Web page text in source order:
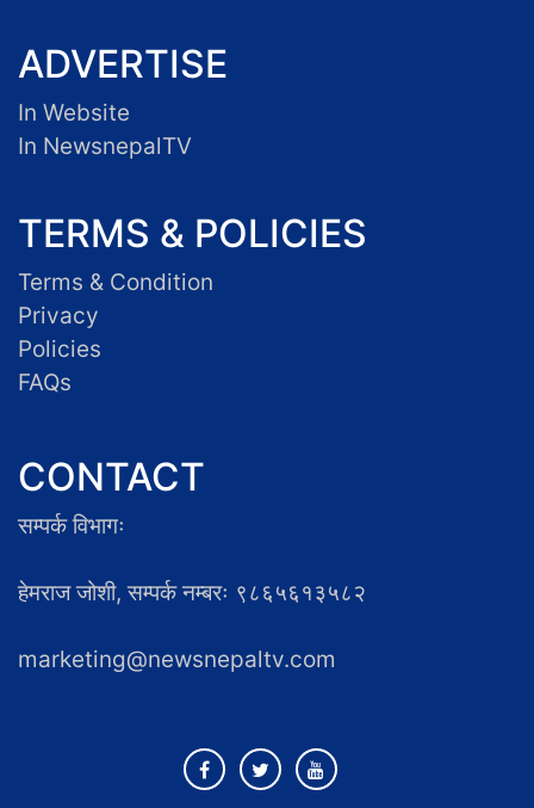
ADVERTISE
In Website
In NewsnepalTV
TERMS & POLICIES
Terms & Condition
Privacy
Policies
FAQs
CONTACT
सम्पर्क विभागः
हेमराज जोशी, सम्पर्क नम्बरः ९८६५६१३५८२
marketing@newsnepaltv.com